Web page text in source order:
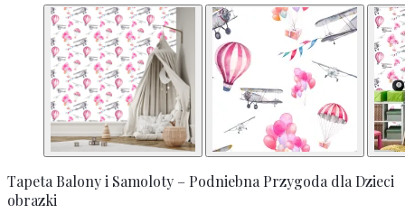
Tapeta Balony i Samoloty – Podniebna Przygoda dla Dzieci
obrazki